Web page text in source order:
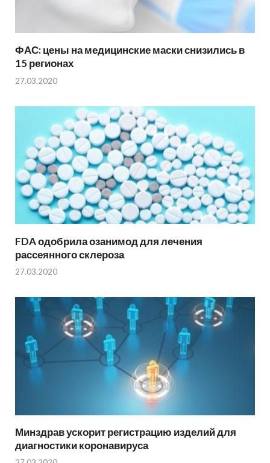
ФАС: цены на медицинские маски снизились в
15 регионах
27.03.2020
FDA одобрила озанимод для лечения
рассеянного склероза
27.03.2020
Минздрав ускорит регистрацию изделий для
диагностики коронавируса